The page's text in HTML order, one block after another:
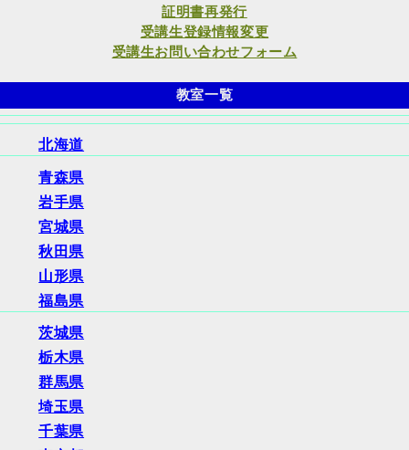
証明書再発行
受講生登録情報変更
受講生お問い合わせフォーム
教室一覧
北海道
青森県
岩手県
宮城県
秋田県
山形県
福島県
茨城県
栃木県
群馬県
埼玉県
千葉県